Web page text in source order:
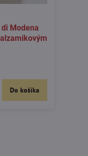
di Modena
Do košíka